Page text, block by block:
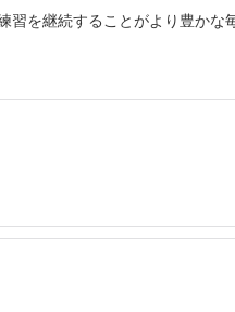
を継続することがより豊かな